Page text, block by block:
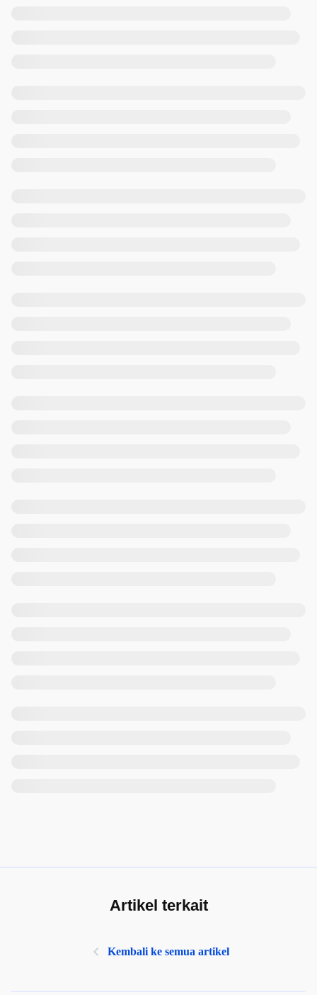
Artikel terkait
Kembali ke semua artikel